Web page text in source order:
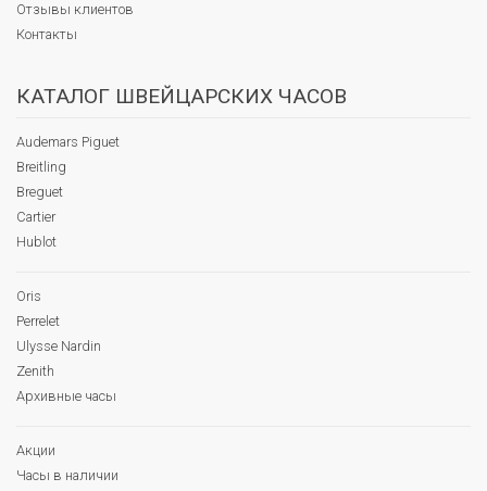
Отзывы клиентов
Контакты
КАТАЛОГ ШВЕЙЦАРСКИХ ЧАСОВ
Audemars Piguet
Breitling
Breguet
Cartier
Hublot
Oris
Perrelet
Ulysse Nardin
Zenith
Архивные часы
Акции
Часы в наличии